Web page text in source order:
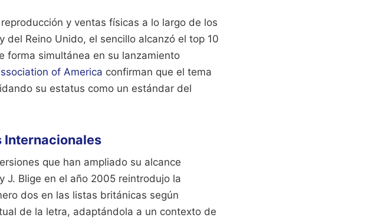
y ventas físicas a lo largo de los
Reino Unido, el sencillo alcanzó el top 10
forma simultánea en su lanzamiento
of America confirman que el tema
su estatus como un estándar del
Internacionales
que han ampliado su alcance
J. Blige en el año 2005 reintrodujo la
dos en las listas británicas según
de la letra, adaptándola a un contexto de